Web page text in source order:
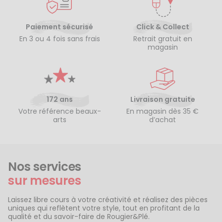
Paiement sécurisé
En 3 ou 4 fois sans frais
Click & Collect
Retrait gratuit en
magasin
172 ans
Votre référence beaux-
arts
Livraison gratuite
En magasin dès 35 €
d’achat
Nos services
sur mesures
Laissez libre cours à votre créativité et réalisez des pièces
uniques qui reflètent votre style, tout en profitant de la
qualité et du savoir-faire de Rougier&Plé.